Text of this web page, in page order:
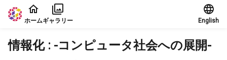
本文に飛ぶ
ホームギャラリー English
情報化 : -コンピュータ社会への展開-